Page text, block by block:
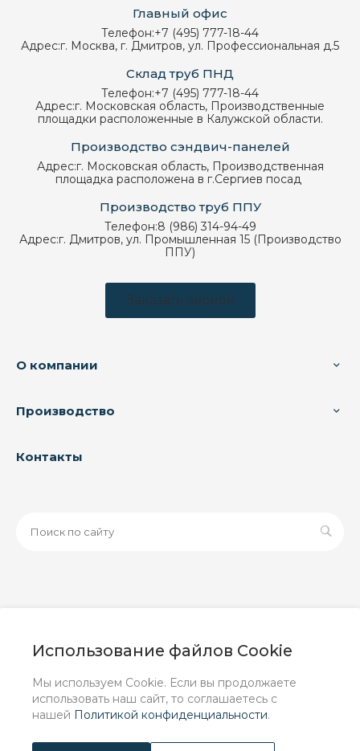
Использование файлов Cookie
Мы используем Cookie. Если вы продолжаете
использовать наш сайт, то соглашаетесь с
нашей Политикой конфиденциальности.
Главный офис
Телефон:+7 (495) 777-18-44
Адрес:г. Москва, г. Дмитров, ул. Профессиональная д.5
Склад труб ПНД
Телефон:+7 (495) 777-18-44
Адрес:г. Московская область, Производственные
площадки расположенные в Калужской области.
Производство сэндвич-панелей
Адрес:г. Московская область, Производственная
площадка расположена в г.Сергиев посад
Производство труб ППУ
Телефон:8 (986) 314-94-49
Адрес:г. Дмитров, ул. Промышленная 15 (Производство
ППУ)
Заказать звонок
О компании
Производство
Контакты
информационный характер и ни при каких условиях не
положениями Статьи 437 (2) ГК РФ.